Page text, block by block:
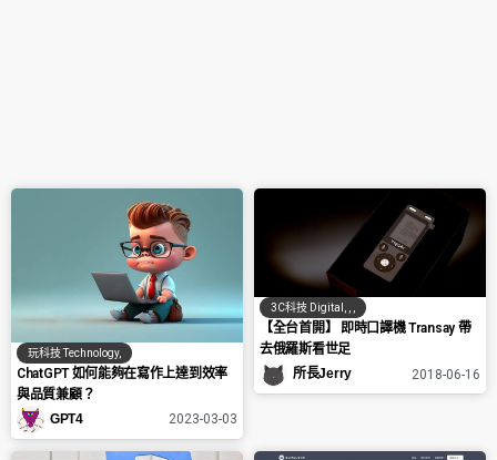
玩科技 Technology,
ChatGPT 如何能夠在寫作上達到效率
與品質兼顧？
GPT4
2023-03-03
3C科技 Digital , , ,
【全台首開】 即時口譯機 Transay 帶
去俄羅斯看世足
所長Jerry
2018-06-16